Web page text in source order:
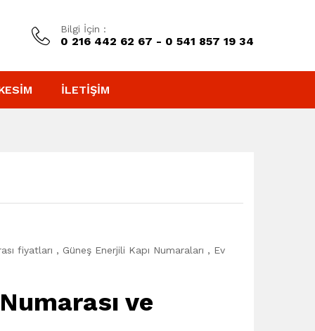
Bilgi İçin :
0 216 442 62 67 - 0 541 857 19 34
İLETIŞIM
fiyatları , Güneş Enerjili Kapı Numaraları , Ev
ve